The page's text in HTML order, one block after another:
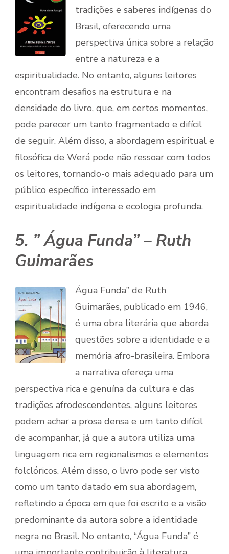
tradições e saberes indígenas do
Brasil, oferecendo uma
perspectiva única sobre a relação
entre a natureza e a
espiritualidade. No entanto, alguns leitores
encontram desafios na estrutura e na
densidade do livro, que, em certos momentos,
pode parecer um tanto fragmentado e difícil
de seguir. Além disso, a abordagem espiritual e
filosófica de Werá pode não ressoar com todos
os leitores, tornando-o mais adequado para um
público específico interessado em
espiritualidade indígena e ecologia profunda.
5. ” Água Funda” – Ruth
Guimarães
Água Funda” de Ruth
Guimarães, publicado em 1946,
é uma obra literária que aborda
questões sobre a identidade e a
memória afro-brasileira. Embora
a narrativa ofereça uma
perspectiva rica e genuína da cultura e das
tradições afrodescendentes, alguns leitores
podem achar a prosa densa e um tanto difícil
de acompanhar, já que a autora utiliza uma
linguagem rica em regionalismos e elementos
folclóricos. Além disso, o livro pode ser visto
como um tanto datado em sua abordagem,
refletindo a época em que foi escrito e a visão
predominante da autora sobre a identidade
negra no Brasil. No entanto, “Água Funda” é